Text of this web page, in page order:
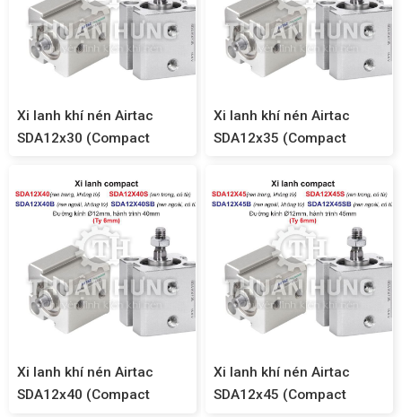
Xi lanh khí nén Airtac
SDA12x30 (Compact
Xi lanh khí nén Airtac
SDA12x35 (Compact
Xi lanh khí nén Airtac
SDA12x40 (Compact
Xi lanh khí nén Airtac
SDA12x45 (Compact